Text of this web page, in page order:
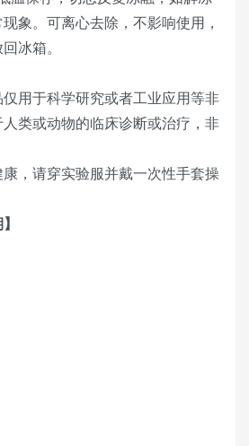
象。可离心去除，不影响使用，
冰箱。
用于科学研究或者工业应用等非
类或动物的临床诊断或治疗，非
，请穿实验服并戴一次性手套操